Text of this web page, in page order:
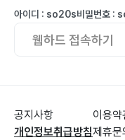
아이디 : so20s비밀번호 :
웹하드 접속하기
공지사항
개인정보취급방침
이용약
제휴문